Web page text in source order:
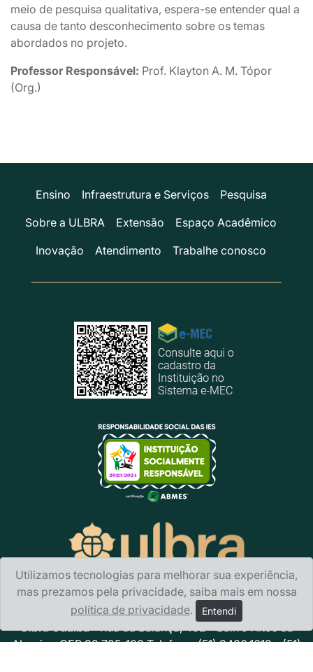
meio de pesquisa qualitativa, espera-se entender qual a
causa de tanto desconhecimento sobre os temas
abordados no projeto.
Professor Responsável: Prof. Klayton A. M. Tópor
(Org.)
Ensino Infraestrutura e Serviços
Pesquisa
Sobre a ULBRA
Extensão
Espaço Acadêmico
Inovação
Atendimento Trabalhe conosco
Ulbra Guaíba- Rua da Balança, 482 - Bairro Altos da
Alegria - CEP 92 725-100 Telefone: (51) 3480.1618 - (51)
Utilizamos tecnologias para melhorar sua experiência,
mas prezamos pela privacidade, saiba mais em nossa
política de privacidade. Entendi